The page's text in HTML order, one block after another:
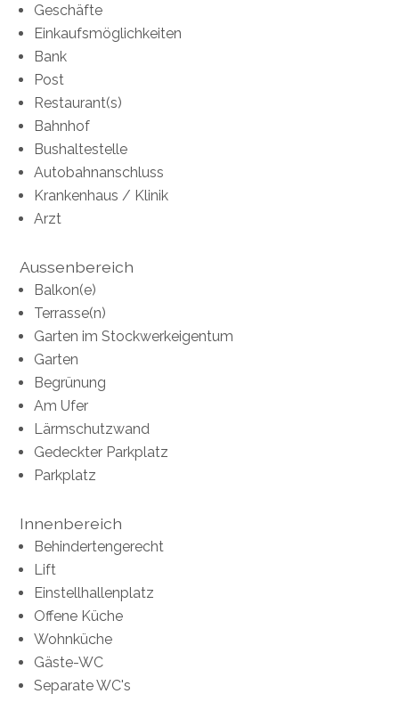
Geschäfte
Einkaufsmöglichkeiten
Bank
Post
Restaurant(s)
Bahnhof
Bushaltestelle
Autobahnanschluss
Krankenhaus / Klinik
Arzt
Aussenbereich
Balkon(e)
Terrasse(n)
Garten im Stockwerkeigentum
Garten
Begrünung
Am Ufer
Lärmschutzwand
Gedeckter Parkplatz
Parkplatz
Innenbereich
Behindertengerecht
Lift
Einstellhallenplatz
Offene Küche
Wohnküche
Gäste-WC
Separate WC's